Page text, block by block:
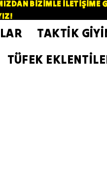
BİZİMLE İLETİŞİME
TAKTİK
TÜFEK